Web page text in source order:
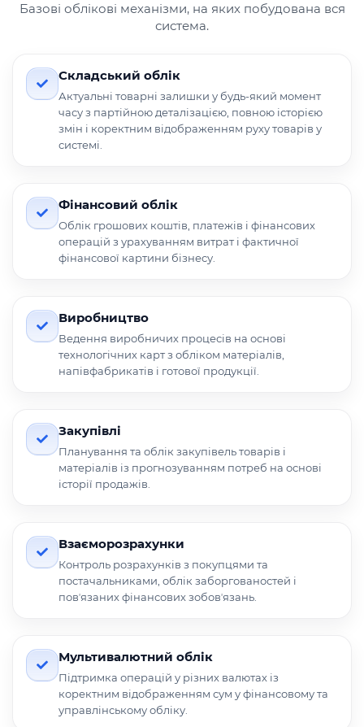
Базові облікові механізми, на яких побудована вся
система.
Складський облік
Актуальні товарні залишки у будь-який момент
часу з партійною деталізацією, повною історією
змін і коректним відображенням руху товарів у
системі.
Фінансовий облік
Облік грошових коштів, платежів і фінансових
операцій з урахуванням витрат і фактичної
фінансової картини бізнесу.
Виробництво
Ведення виробничих процесів на основі
технологічних карт з обліком матеріалів,
напівфабрикатів і готової продукції.
Закупівлі
Планування та облік закупівель товарів і
матеріалів із прогнозуванням потреб на основі
історії продажів.
Взаєморозрахунки
Контроль розрахунків з покупцями та
постачальниками, облік заборгованостей і
повʼязаних фінансових зобовʼязань.
Мультивалютний облік
Підтримка операцій у різних валютах із
коректним відображенням сум у фінансовому та
управлінському обліку.